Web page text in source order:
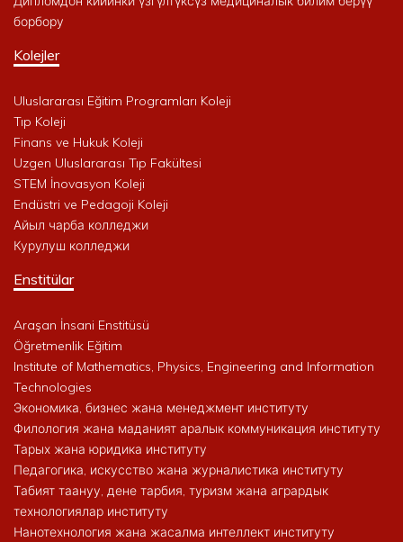
борбору
Kolejler
Uluslararası Eğitim Programları Koleji
Tıp Koleji
Finans ve Hukuk Koleji
Uzgen Uluslararası Tıp Fakültesi
STEM İnovasyon Koleji
Endüstri ve Pedagoji Koleji
Айыл чарба колледжи
Курулуш колледжи
Enstitülar
Araşan İnsani Enstitüsü
Öğretmenlik Eğitim
Institute of Mathematics, Physics, Engineering and Information
Technologies
Экономика, бизнес жана менеджмент институту
Филология жана маданият аралык коммуникация институту
Тарых жана юридика институту
Педагогика, искусство жана журналистика институту
Табият таануу, дене тарбия, туризм жана агрардык
технологиялар институту
Нанотехнология жана жасалма интеллект институту